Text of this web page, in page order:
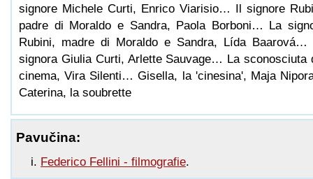
signore Michele Curti, Enrico Viarisio… Il signore
padre di Moraldo e Sandra, Paola Borboni… La
Rubini, madre di Moraldo e Sandra, Lída Baarová…
signora Giulia Curti, Arlette Sauvage… La sconosciuta
cinema, Vira Silenti… Gisella, la 'cinesina', Maja
Caterina, la soubrette
Pavučina:
Federico Fellini - filmografie.